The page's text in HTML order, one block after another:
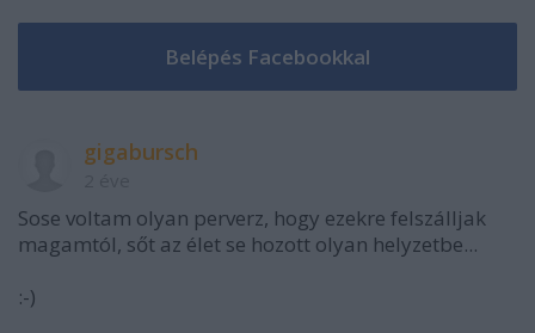
gigabursch
Sose voltam olyan perverz, hogy ezekre felszálljak
magamtól, sőt az élet se hozott olyan helyzetbe...
:-)